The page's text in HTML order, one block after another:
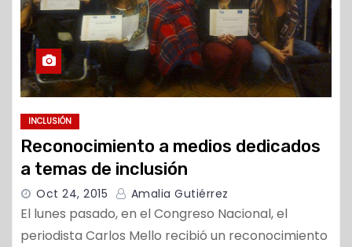
INCLUSIÓN
Reconocimiento a medios dedicados
a temas de inclusión
Oct 24, 2015 Amalia Gutiérrez
El lunes pasado, en el Congreso Nacional, el
periodista Carlos Mello recibió un reconocimiento